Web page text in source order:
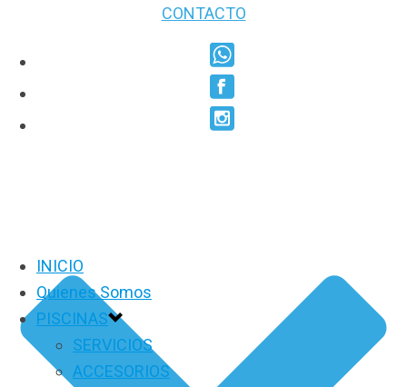
CONTACTO
INICIO
Quienes Somos
PISCINAS
SERVICIOS
ACCESORIOS